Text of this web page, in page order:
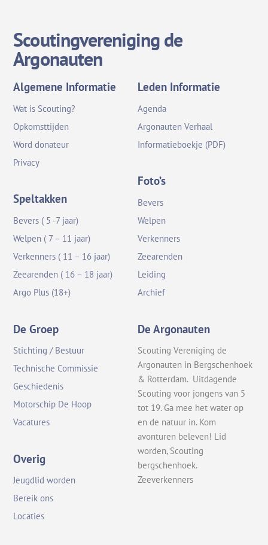
Scoutingvereniging de
Argonauten
Algemene Informatie
Wat is Scouting?
Opkomsttijden
Word donateur
Privacy
Speltakken
Bevers ( 5 -7 jaar)
Welpen ( 7 – 11 jaar)
Verkenners ( 11 – 16 jaar)
Zeearenden ( 16 – 18 jaar)
Argo Plus (18+)
Leden Informatie
Agenda
Argonauten Verhaal
Informatieboekje (PDF)
Foto’s
Bevers
Welpen
Verkenners
Zeearenden
Leiding
Archief
De Groep
Stichting / Bestuur
Technische Commissie
Geschiedenis
Motorschip De Hoop
Vacatures
Overig
Jeugdlid worden
Bereik ons
Locaties
De Argonauten
Scouting Vereniging de
Argonauten in Bergschenhoek
& Rotterdam. Uitdagende
Scouting voor jongens van 5
tot 19. Ga mee het water op
en de natuur in. Kom
avonturen beleven! Lid
worden, Scouting
bergschenhoek.
Zeeverkenners